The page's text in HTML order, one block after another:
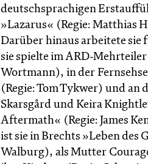
deutschsprachigen
»Lazarus« (Regie: Matthias
Darüber hinaus arbeitete sie
sie spielte im ARD-
Wortmann), in der
(Regie: Tom Tykwer) und an
Skarsgård und Keira
Aftermath« (Regie: James
ist sie in Brechts »Leben des
Walburg), als Mutter